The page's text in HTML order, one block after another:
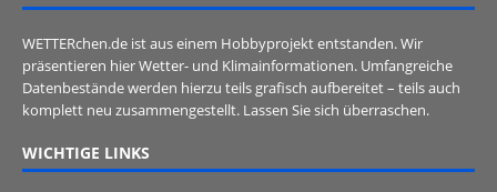
WETTERchen.de ist aus einem Hobbyprojekt entstanden. Wir
präsentieren hier Wetter- und Klimainformationen. Umfangreiche
Datenbestände werden hierzu teils grafisch aufbereitet – teils auch
komplett neu zusammengestellt. Lassen Sie sich überraschen.
WICHTIGE LINKS